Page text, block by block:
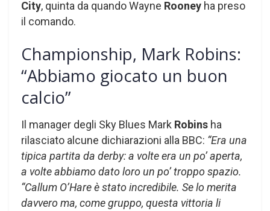
City, quinta da quando Wayne Rooney ha preso
il comando.
Championship, Mark Robins:
“Abbiamo giocato un buon
calcio”
Il manager degli Sky Blues Mark Robins ha
rilasciato alcune dichiarazioni alla BBC: “Era una
tipica partita da derby: a volte era un po’ aperta,
a volte abbiamo dato loro un po’ troppo spazio.
“Callum O’Hare è stato incredibile. Se lo merita
davvero ma, come gruppo, questa vittoria li